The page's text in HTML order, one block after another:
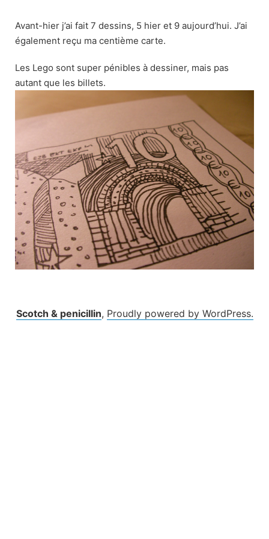
content
Avant-hier j’ai fait 7 dessins, 5 hier et 9 aujourd’hui. J’ai
également reçu ma centième carte.
Les Lego sont super pénibles à dessiner, mais pas
autant que les billets.
Scotch & penicillin, Proudly powered by WordPress.